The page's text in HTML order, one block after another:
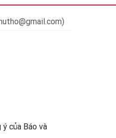
của Báo và